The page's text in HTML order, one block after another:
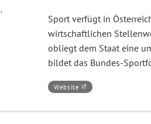
Sport verfügt in
wirtschaftlichen
obliegt dem Staat eine
bildet das Bundes-
Website –
Bundesministeriumfür
Kultur,
Öffnet
in
neuen